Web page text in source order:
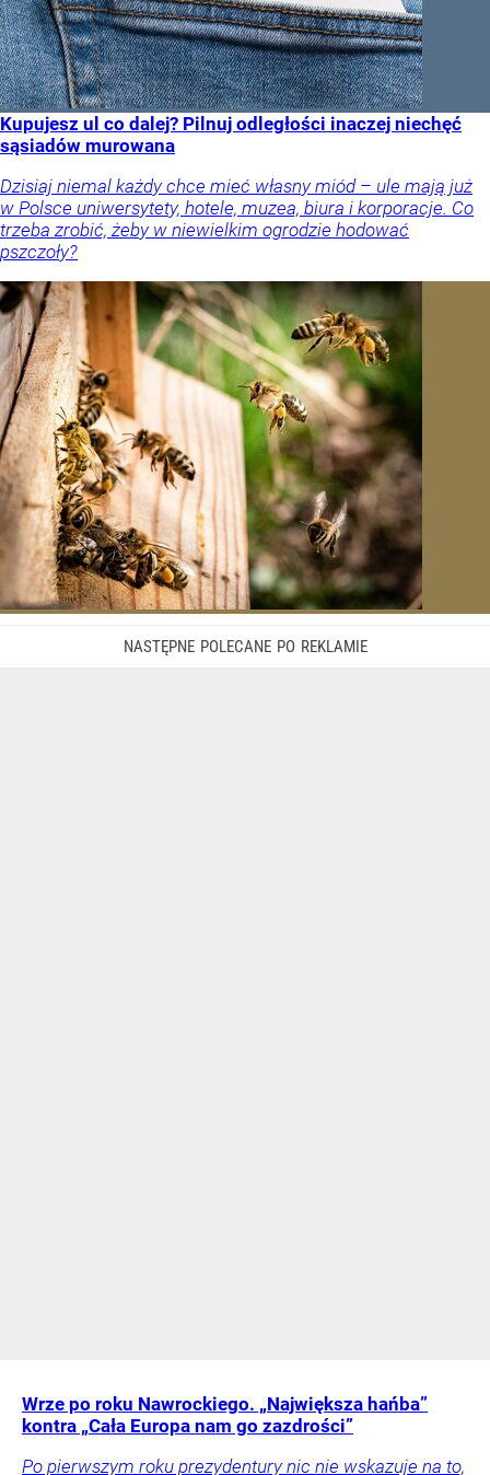
Kupujesz ul co dalej? Pilnuj odległości inaczej niechęć
sąsiadów murowana
Dzisiaj niemal każdy chce mieć własny miód – ule mają już
w Polsce uniwersytety, hotele, muzea, biura i korporacje. Co
trzeba zrobić, żeby w niewielkim ogrodzie hodować
pszczoły?
Wrze po roku Nawrockiego. „Największa hańba”
kontra „Cała Europa nam go zazdrości”
Po pierwszym roku prezydentury nic nie wskazuje na to,